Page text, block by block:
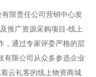
限责任公司营销中心发
推广资源采购项目-线上
，通过专家评委严格的层
有限公司从众多参选企业
云礼客的线上物资商城